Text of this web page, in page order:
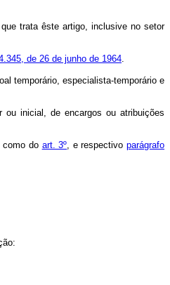
trata êste artigo, inclusive no setor
de 26 de junho de 1964.
temporário, especialista-temporário e
ou inicial, de encargos ou atribuições
como do art. 3º, e respectivoparágrafo